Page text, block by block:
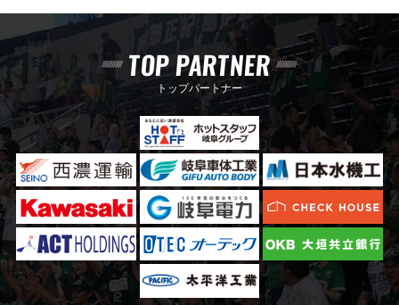
TOP PARTNER
トップパートナー